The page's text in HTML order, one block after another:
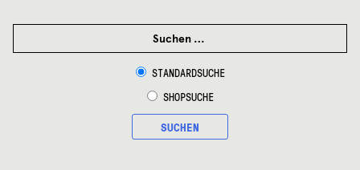
STANDARDSUCHE
SHOPSUCHE
SUCHEN